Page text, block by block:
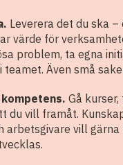
Leverera det du ska
värde för
problem, ta egna
Även små
Gå kurser,
du vill framåt.
arbetsgivare vill